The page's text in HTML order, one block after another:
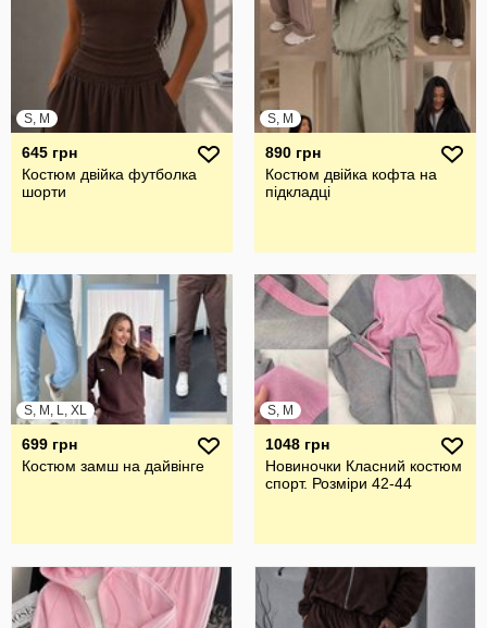
S, M
645 грн
Костюм двійка футболка
шорти
S, M
890 грн
Костюм двійка кофта на
підкладці
S, M, L, XL
699 грн
Костюм замш на дайвінге
S, M
1048 грн
Новиночки Класний костюм
спорт. Розміри 42-44